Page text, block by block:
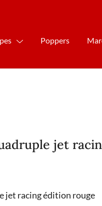
Poppers
jet
jet racing édition rouge